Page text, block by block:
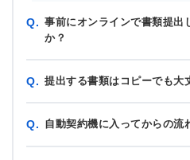
Q. 事前にオンラインで書類提出
か？
Q. 提出する書類はコピーでも大
Q. 自動契約機に入ってからの流